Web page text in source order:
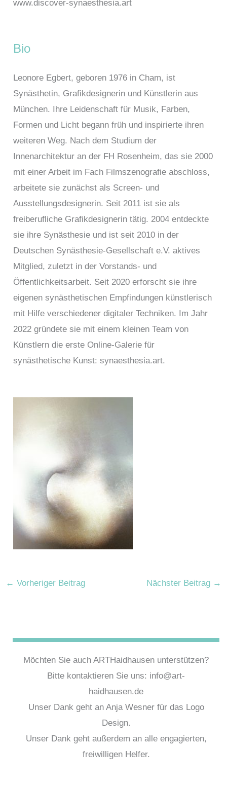
www.discover-synaesthesia.art
Bio
Leonore Egbert, geboren 1976 in Cham, ist
Synästhetin, Grafikdesignerin und Künstlerin aus
München. Ihre Leidenschaft für Musik, Farben,
Formen und Licht begann früh und inspirierte ihren
weiteren Weg. Nach dem Studium der
Innenarchitektur an der FH Rosenheim, das sie 2000
mit einer Arbeit im Fach Filmszenografie abschloss,
arbeitete sie zunächst als Screen- und
Ausstellungsdesignerin. Seit 2011 ist sie als
freiberufliche Grafikdesignerin tätig. 2004 entdeckte
sie ihre Synästhesie und ist seit 2010 in der
Deutschen Synästhesie-Gesellschaft e.V. aktives
Mitglied, zuletzt in der Vorstands- und
Öffentlichkeitsarbeit. Seit 2020 erforscht sie ihre
eigenen synästhetischen Empfindungen künstlerisch
mit Hilfe verschiedener digitaler Techniken. Im Jahr
2022 gründete sie mit einem kleinen Team von
Künstlern die erste Online-Galerie für
synästhetische Kunst: synaesthesia.art.
← Vorheriger Beitrag Nächster Beitrag →
Möchten Sie auch ARTHaidhausen unterstützen?
Bitte kontaktieren Sie uns: info@art-
haidhausen.de
Unser Dank geht an Anja Wesner für das Logo
Design.
Unser Dank geht außerdem an alle engagierten,
freiwilligen Helfer.